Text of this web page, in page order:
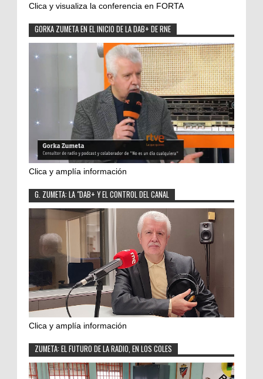
Clica y visualiza la conferencia en FORTA
GORKA ZUMETA EN EL INICIO DE LA DAB+ DE RNE
Clica y amplía información
G. ZUMETA: LA "DAB+ Y EL CONTROL DEL CANAL
Clica y amplía información
ZUMETA: EL FUTURO DE LA RADIO, EN LOS COLES